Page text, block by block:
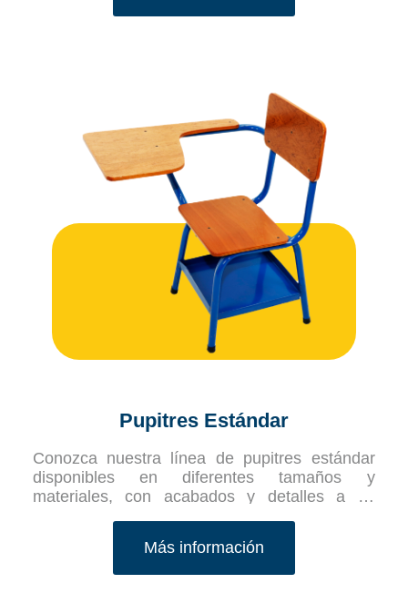
Pupitres Estándar
Conozca nuestra línea de pupitres estándar
disponibles en diferentes tamaños y
materiales, con acabados y detalles a su
Más información